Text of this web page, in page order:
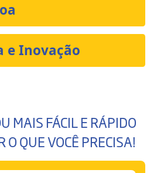
e Inovação
MAIS FÁCIL E RÁPIDO
O QUE VOCÊ PRECISA!